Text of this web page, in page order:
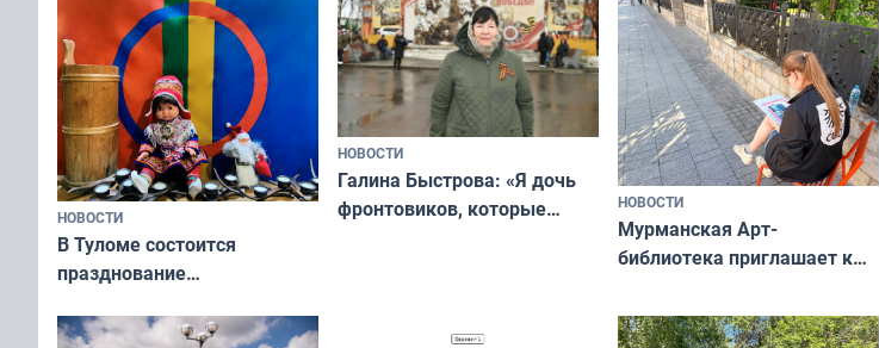
ты им интересен»
НОВОСТИ
В Туломе состоится
празднование
коренных народов мира
НОВОСТИ
Галина Быстрова: «Я дочь
фронтовиков, которые
НОВОСТИ
Мурманская Арт-
библиотека приглашает к
и фотографов